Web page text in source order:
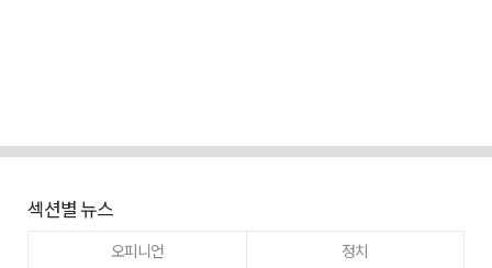
섹션별 뉴스
오피니언
정치